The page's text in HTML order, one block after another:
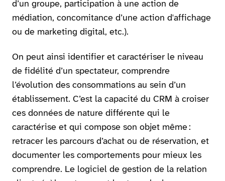
d’un groupe, participation à une action de
médiation, concomitance d’une action d'affichage
ou de marketing digital, etc.).
On peut ainsi identifier et caractériser le niveau
de fidélité d’un spectateur, comprendre
l’évolution des consommations au sein d’un
établissement. C’est la capacité du CRM à croiser
ces données de nature différente qui le
caractérise et qui compose son objet même :
retracer les parcours d’achat ou de réservation, et
documenter les comportements pour mieux les
comprendre. Le logiciel de gestion de la relation